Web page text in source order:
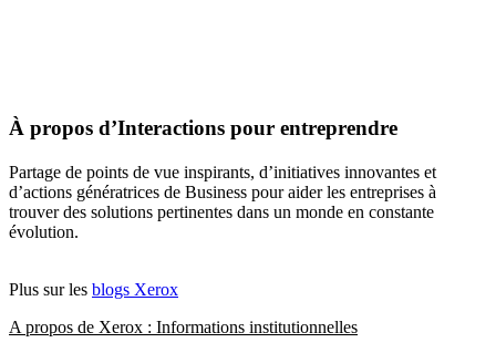
À propos d’Interactions pour entreprendre
Partage de points de vue inspirants, d’initiatives innovantes et
d’actions génératrices de Business pour aider les entreprises à
trouver des solutions pertinentes dans un monde en constante
évolution.
Plus sur les blogs Xerox
A propos de Xerox : Informations institutionnelles